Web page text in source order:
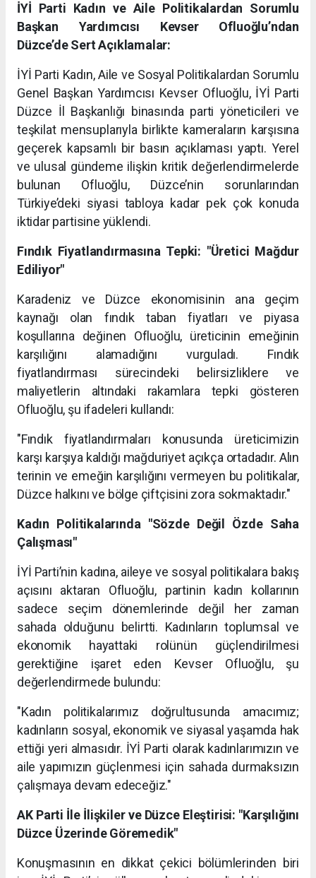
İYİ Parti Kadın ve Aile Politikalardan Sorumlu
Başkan Yardımcısı Kevser Ofluoğlu’ndan
Düzce’de Sert Açıklamalar:
İYİ Parti Kadın, Aile ve Sosyal Politikalardan Sorumlu
Genel Başkan Yardımcısı Kevser Ofluoğlu, İYİ Parti
Düzce İl Başkanlığı binasında parti yöneticileri ve
teşkilat mensuplarıyla birlikte kameraların karşısına
geçerek kapsamlı bir basın açıklaması yaptı. Yerel
ve ulusal gündeme ilişkin kritik değerlendirmelerde
bulunan Ofluoğlu, Düzce’nin sorunlarından
Türkiye’deki siyasi tabloya kadar pek çok konuda
iktidar partisine yüklendi.
Fındık Fiyatlandırmasına Tepki: "Üretici Mağdur
Ediliyor"
Karadeniz ve Düzce ekonomisinin ana geçim
kaynağı olan fındık taban fiyatları ve piyasa
koşullarına değinen Ofluoğlu, üreticinin emeğinin
karşılığını alamadığını vurguladı. Fındık
fiyatlandırması sürecindeki belirsizliklere ve
maliyetlerin altındaki rakamlara tepki gösteren
Ofluoğlu, şu ifadeleri kullandı:
"Fındık fiyatlandırmaları konusunda üreticimizin
karşı karşıya kaldığı mağduriyet açıkça ortadadır. Alın
terinin ve emeğin karşılığını vermeyen bu politikalar,
Düzce halkını ve bölge çiftçisini zora sokmaktadır."
Kadın Politikalarında "Sözde Değil Özde Saha
Çalışması"
İYİ Parti’nin kadına, aileye ve sosyal politikalara bakış
açısını aktaran Ofluoğlu, partinin kadın kollarının
sadece seçim dönemlerinde değil her zaman
sahada olduğunu belirtti. Kadınların toplumsal ve
ekonomik hayattaki rolünün güçlendirilmesi
gerektiğine işaret eden Kevser Ofluoğlu, şu
değerlendirmede bulundu:
"Kadın politikalarımız doğrultusunda amacımız;
kadınların sosyal, ekonomik ve siyasal yaşamda hak
ettiği yeri almasıdır. İYİ Parti olarak kadınlarımızın ve
aile yapımızın güçlenmesi için sahada durmaksızın
çalışmaya devam edeceğiz."
AK Parti İle İlişkiler ve Düzce Eleştirisi: "Karşılığını
Düzce Üzerinde Göremedik"
Konuşmasının en dikkat çekici bölümlerinden biri